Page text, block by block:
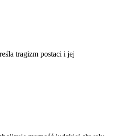
tragizm postaci i jej